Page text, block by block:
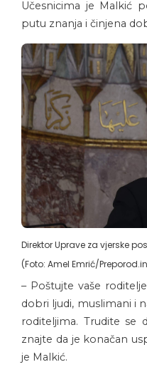
Učesnicima je Malkić
putu znanja i činjena
Direktor Uprave za vjerske
(Foto: Amel Emrić/
– Poštujte vaše
dobri ljudi, muslimani i
roditeljima. Trudite se
znajte da je konačan
je Malkić.